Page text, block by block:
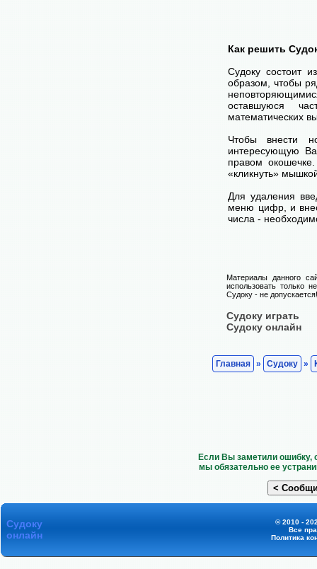
Как решить
Судоку состоит
образом, чтобы
оставшуюся
математических
Чтобы внести
интересующую
правом
«кликнуть»
Для удаления
меню цифр, и
числа -
Материалы данного
использовать только
Судоку - не допускается!
Судоку играть
Судоку онлайн
Главная » Судоку »
Если Вы заметили ошибку,
мы обязательно ее
Судоку
онлайн
© 2010 -
Все
Политика